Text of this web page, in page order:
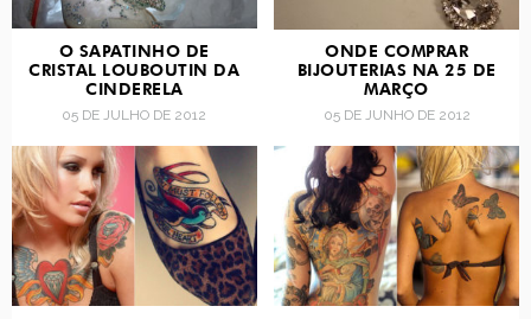
O SAPATINHO DE
CRISTAL LOUBOUTIN DA
CINDERELA
05 DE JULHO DE 2012
ONDE COMPRAR
BIJOUTERIAS NA 25 DE
MARÇO
05 DE JUNHO DE 2012